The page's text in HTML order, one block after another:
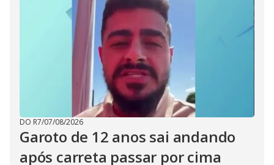
DO R7/07/08/2026
Garoto de 12 anos sai andando
após carreta passar por cima